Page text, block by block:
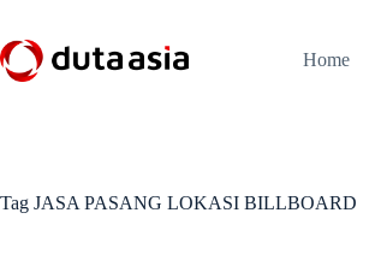
content
Home
Tag JASA PASANG LOKASI BILLBOARD